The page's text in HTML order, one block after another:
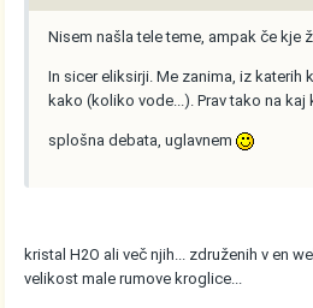
Nisem našla tele teme, ampak če kje
In sicer eliksirji. Me zanima, iz katerih
kako (koliko vode...). Prav tako na kaj
splošna debata, uglavnem
kristal H2O ali več njih... združenih v en
velikost male rumove kroglice...